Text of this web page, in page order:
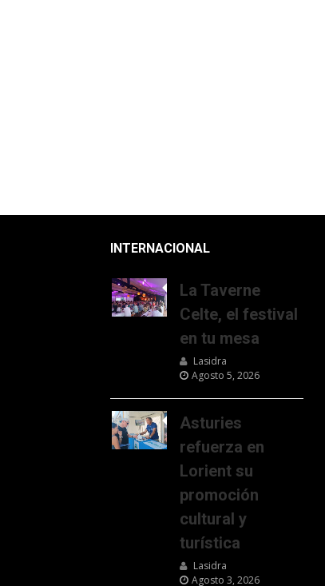
INTERNACIONAL
La Taverne
Celte, el festival
en tu mesa
Lasidra
Agosto 5, 2026
Asturies
refuerza en
Lorient su
promoción
cultural y
turística
Lasidra
Agosto 3, 2026